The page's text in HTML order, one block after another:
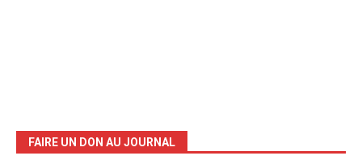
FAIRE UN DON AU JOURNAL